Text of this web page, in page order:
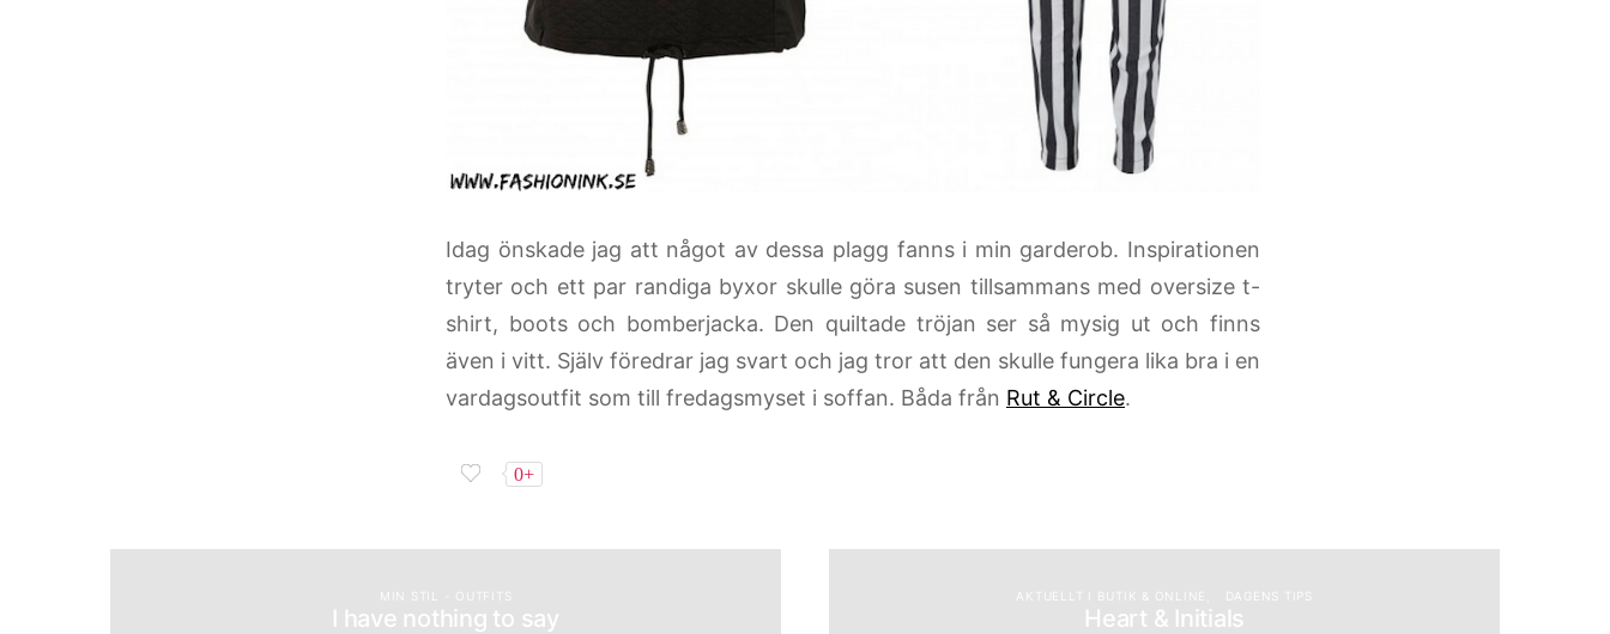
Idag önskade jag att något av dessa plagg fanns i min garderob. Inspirationen
tryter och ett par randiga byxor skulle göra susen tillsammans med oversize t-
shirt, boots och bomberjacka. Den quiltade tröjan ser så mysig ut och finns
även i vitt. Själv föredrar jag svart och jag tror att den skulle fungera lika bra i en
vardagsoutfit som till fredagsmyset i soffan. Båda från Rut & Circle.
0+
MIN STIL - OUTFITS
I have nothing to say
AKTUELLT I BUTIK & ONLINE DAGENS TIPS
Heart & Initials